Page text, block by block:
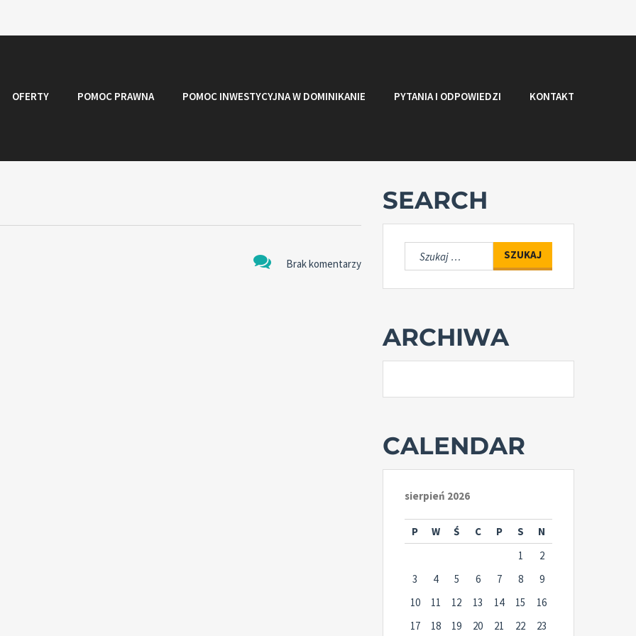
OFERTY POMOC PRAWNA POMOC INWESTYCYJNA W DOMINIKANIE PYTANIA I ODPOWIEDZI KONTAKT
Brak komentarzy
SEARCH
Szukaj:
ARCHIWA
CALENDAR
sierpień 2026
P W Ś C P S
N
1
2
3
4 5 6 7 8
9
10
11 12 13 14 15
16
17
18 19 20 21 22
23